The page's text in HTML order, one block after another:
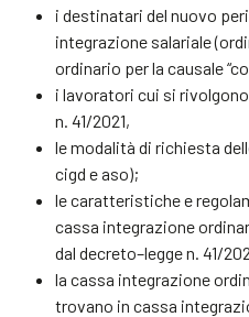
i destinatari del nuovo
integrazione salariale
ordinario per la causale
i lavoratori cui si
n. 41/2021,
le modalità di richiesta
cigd e aso);
le caratteristiche e
cassa integrazione
dal decreto–legge n. 41/
la cassa integrazione
trovano in cassa